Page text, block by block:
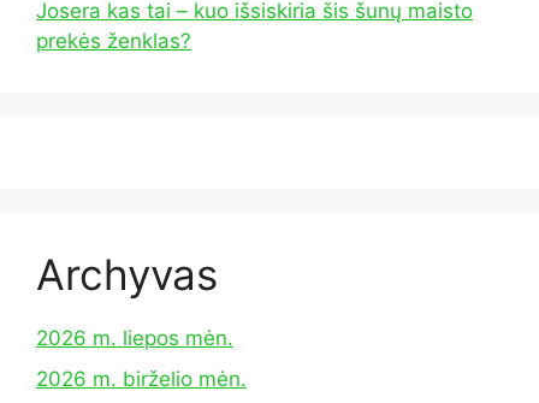
Josera kas tai – kuo išsiskiria šis šunų maisto
prekės ženklas?
Archyvas
2026 m. liepos mėn.
2026 m. birželio mėn.